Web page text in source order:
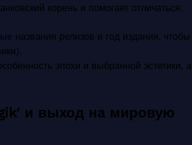
корень и помогает отличаться.
названия релизов и год издания, чтобы
эпохи и выбранной эстетики, а
и выход на мировую